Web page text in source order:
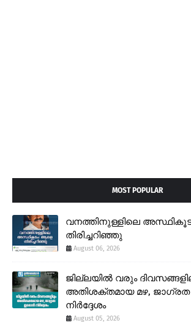
MOST POPULAR
വനത്തിനുള്ളിലെ
തിരിച്ചറിഞ്ഞു
August 06, 2026
ജില്ലയിൽ വരും
അതിശക്തമായ മഴ,
നിർദ്ദേശം
August 05, 2026